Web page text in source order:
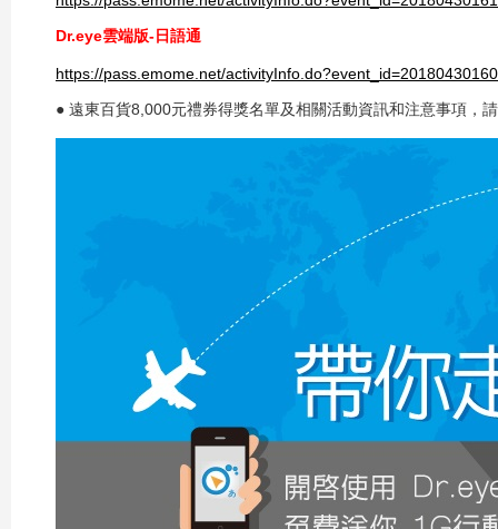
Dr.eye雲端版-日語通
https://pass.emome.net/
● 遠東百貨8,000元禮券得獎名單及相關活動資訊和注意事項，